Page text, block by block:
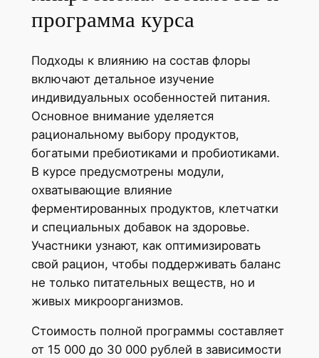
программа курса
Подходы к влиянию на состав флоры
включают детальное изучение
индивидуальных особенностей питания.
Основное внимание уделяется
рациональному выбору продуктов,
богатыми пребиотиками и пробиотиками.
В курсе предусмотрены модули,
охватывающие влияние
ферментированных продуктов, клетчатки
и специальных добавок на здоровье.
Участники узнают, как оптимизировать
свой рацион, чтобы поддерживать баланс
не только питательных веществ, но и
живых микроорганизмов.
Стоимость полной программы составляет
от 15 000 до 30 000 рублей в зависимости